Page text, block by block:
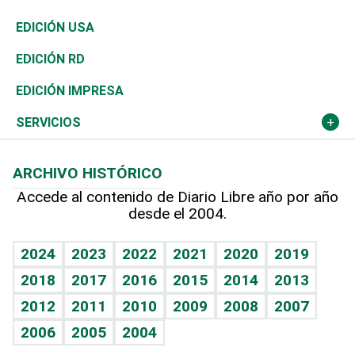
Reportajes
África
Ocenanía
Caribe
Resto del mundo
Vivienda
Telecom.
Global y variable
Economía personal
Buena Vida
Sociales
Novedades
Podcast Arte Libre
Hablando con el pediatra
Vida y familia
Eñe
Celebrando la vida
Sin complejos
Ciclismo
Tenis
Olimpismo
Más deportes
TBT Deportivo
En Directo
El Espía
Noticiero Poteleche
Columnistas
Más firmas
Tecnología
Historia
Martes de tecnología
Cambio climático
Economía
Revista
Deportes
Opinión
Hecho en casa
Guía del dinero
EDICIÓN USA
EDICIÓN RD
EDICIÓN IMPRESA
SERVICIOS
Cumpleaños
Horóscopos
Crucigramas
ARCHIVO HISTÓRICO
Accede al contenido de Diario Libre año por año
desde el 2004.
2024 2023 2022 2021 2020
2019
2018
2017 2016 2015 2014
2013
2012
2011 2010 2009 2008
2007
2006
2005 2004